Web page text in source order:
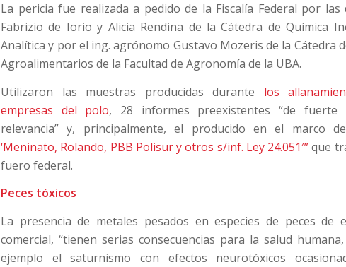
La pericia fue realizada a pedido de la Fiscalía Federal por las
Fabrizio de Iorio y Alicia Rendina de la Cátedra de Química
Analítica y por el ing. agrónomo Gustavo Mozeris de la Cátedra
Agroalimentarios de la Facultad de Agronomía de la UBA.
Utilizaron las muestras producidas durante los
empresas del polo, 28 informes preexistentes “de fuerte
relevancia” y, principalmente, el producido en el marco
‘Meninato, Rolando, PBB Polisur y otros s/inf. Ley 24.051′”que
fuero federal.
Peces tóxicos
La presencia de metales pesados en especies de peces de
comercial, “tienen serias consecuencias para la salud
ejemplo el saturnismo con efectos neurotóxicos